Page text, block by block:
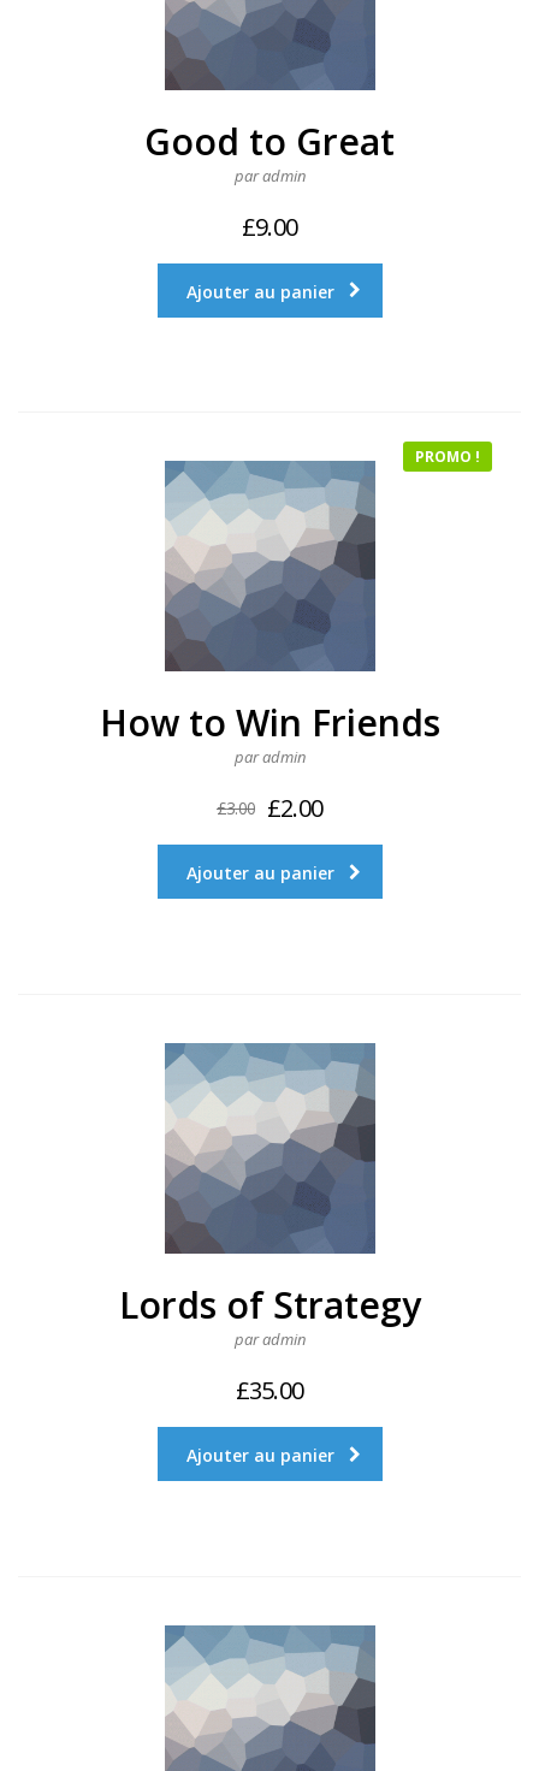
Good to Great
par admin
£9.00
Ajouter au panier
PROMO !
How to Win Friends
par admin
£3.00 £2.00
Ajouter au panier
Lords of Strategy
par admin
£35.00
Ajouter au panier